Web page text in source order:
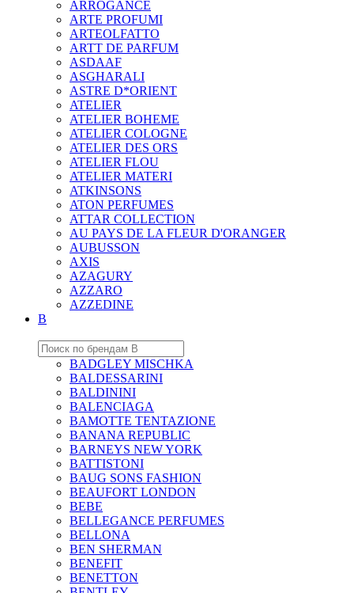
ARROGANCE
ARTE PROFUMI
ARTEOLFATTO
ARTT DE PARFUM
ASDAAF
ASGHARALI
ASTRE D*ORIENT
ATELIER
ATELIER BOHEME
ATELIER COLOGNE
ATELIER DES ORS
ATELIER FLOU
ATELIER MATERI
ATKINSONS
ATON PERFUMES
ATTAR COLLECTION
AU PAYS DE LA FLEUR D'ORANGER
AUBUSSON
AXIS
AZAGURY
AZZARO
AZZEDINE
B
BADGLEY MISCHKA
BALDESSARINI
BALDININI
BALENCIAGA
BAMOTTE TENTAZIONE
BANANA REPUBLIC
BARNEYS NEW YORK
BATTISTONI
BAUG SONS FASHION
BEAUFORT LONDON
BEBE
BELLEGANCE PERFUMES
BELLONA
BEN SHERMAN
BENEFIT
BENETTON